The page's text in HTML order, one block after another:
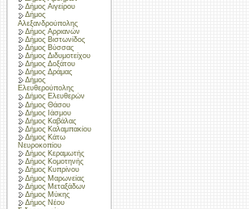
Δήμος Αιγείρου
Δήμος
Αλεξανδρούπολης
Δήμος Αρριανών
Δήμος Βιστωνίδος
Δήμος Βύσσας
Δήμος Διδυμοτείχου
Δήμος Δοξάτου
Δήμος Δράμας
Δήμος
Ελευθερούπολης
Δήμος Ελευθερών
Δήμος Θάσου
Δήμος Ιάσμου
Δήμος Καβάλας
Δήμος Καλαμπακίου
Δήμος Κάτω
Νευροκοπίου
Δήμος Κεραμωτής
Δήμος Κομοτηνής
Δήμος Κυπρίνου
Δήμος Μαρωνείας
Δήμος Μεταξάδων
Δήμος Μύκης
Δήμος Νέου